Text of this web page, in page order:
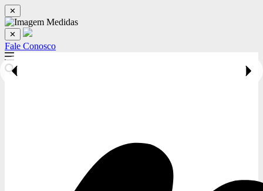
✕
✕
Fale Conosco